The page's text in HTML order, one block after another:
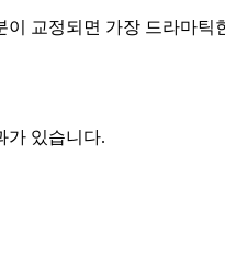
교정되면 가장 드라마틱
가 있습니다.